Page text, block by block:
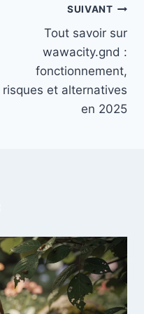
SUIVANT
Tout savoir sur
wawacity.gnd :
fonctionnement,
risques et alternatives
en 2025